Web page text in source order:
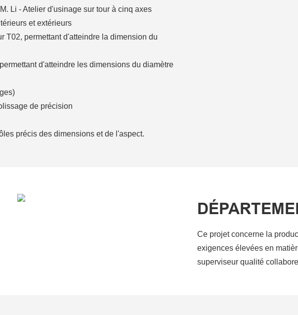
Li - Atelier d'usinage sur tour à cinq axes
et extérieurs
T02, permettant d'atteindre la dimension du
d'atteindre les dimensions du diamètre
de précision
précis des dimensions et de l'aspect.
Ce projet concerne la
exigences élevées en
superviseur qualité